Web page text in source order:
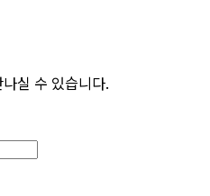
실 수 있습니다.